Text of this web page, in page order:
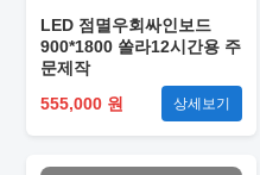
LED 점멸우회싸인보드
900*1800 쏠라12시간용 주
문제작
555,000 원
상세보기